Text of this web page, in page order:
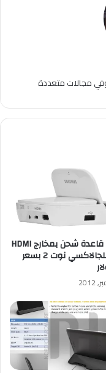
مجالات متعددة
بالصور : قاعدة شحن بمخارج HDMI
و USB للجالاكسي نوت 2 بسعر